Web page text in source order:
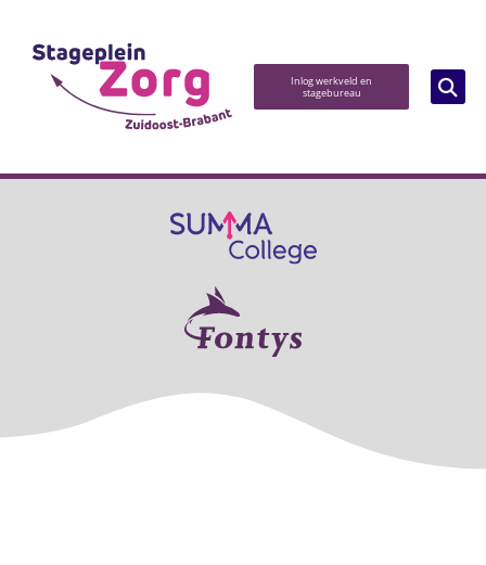
Inlog werkveld en
stagebureau